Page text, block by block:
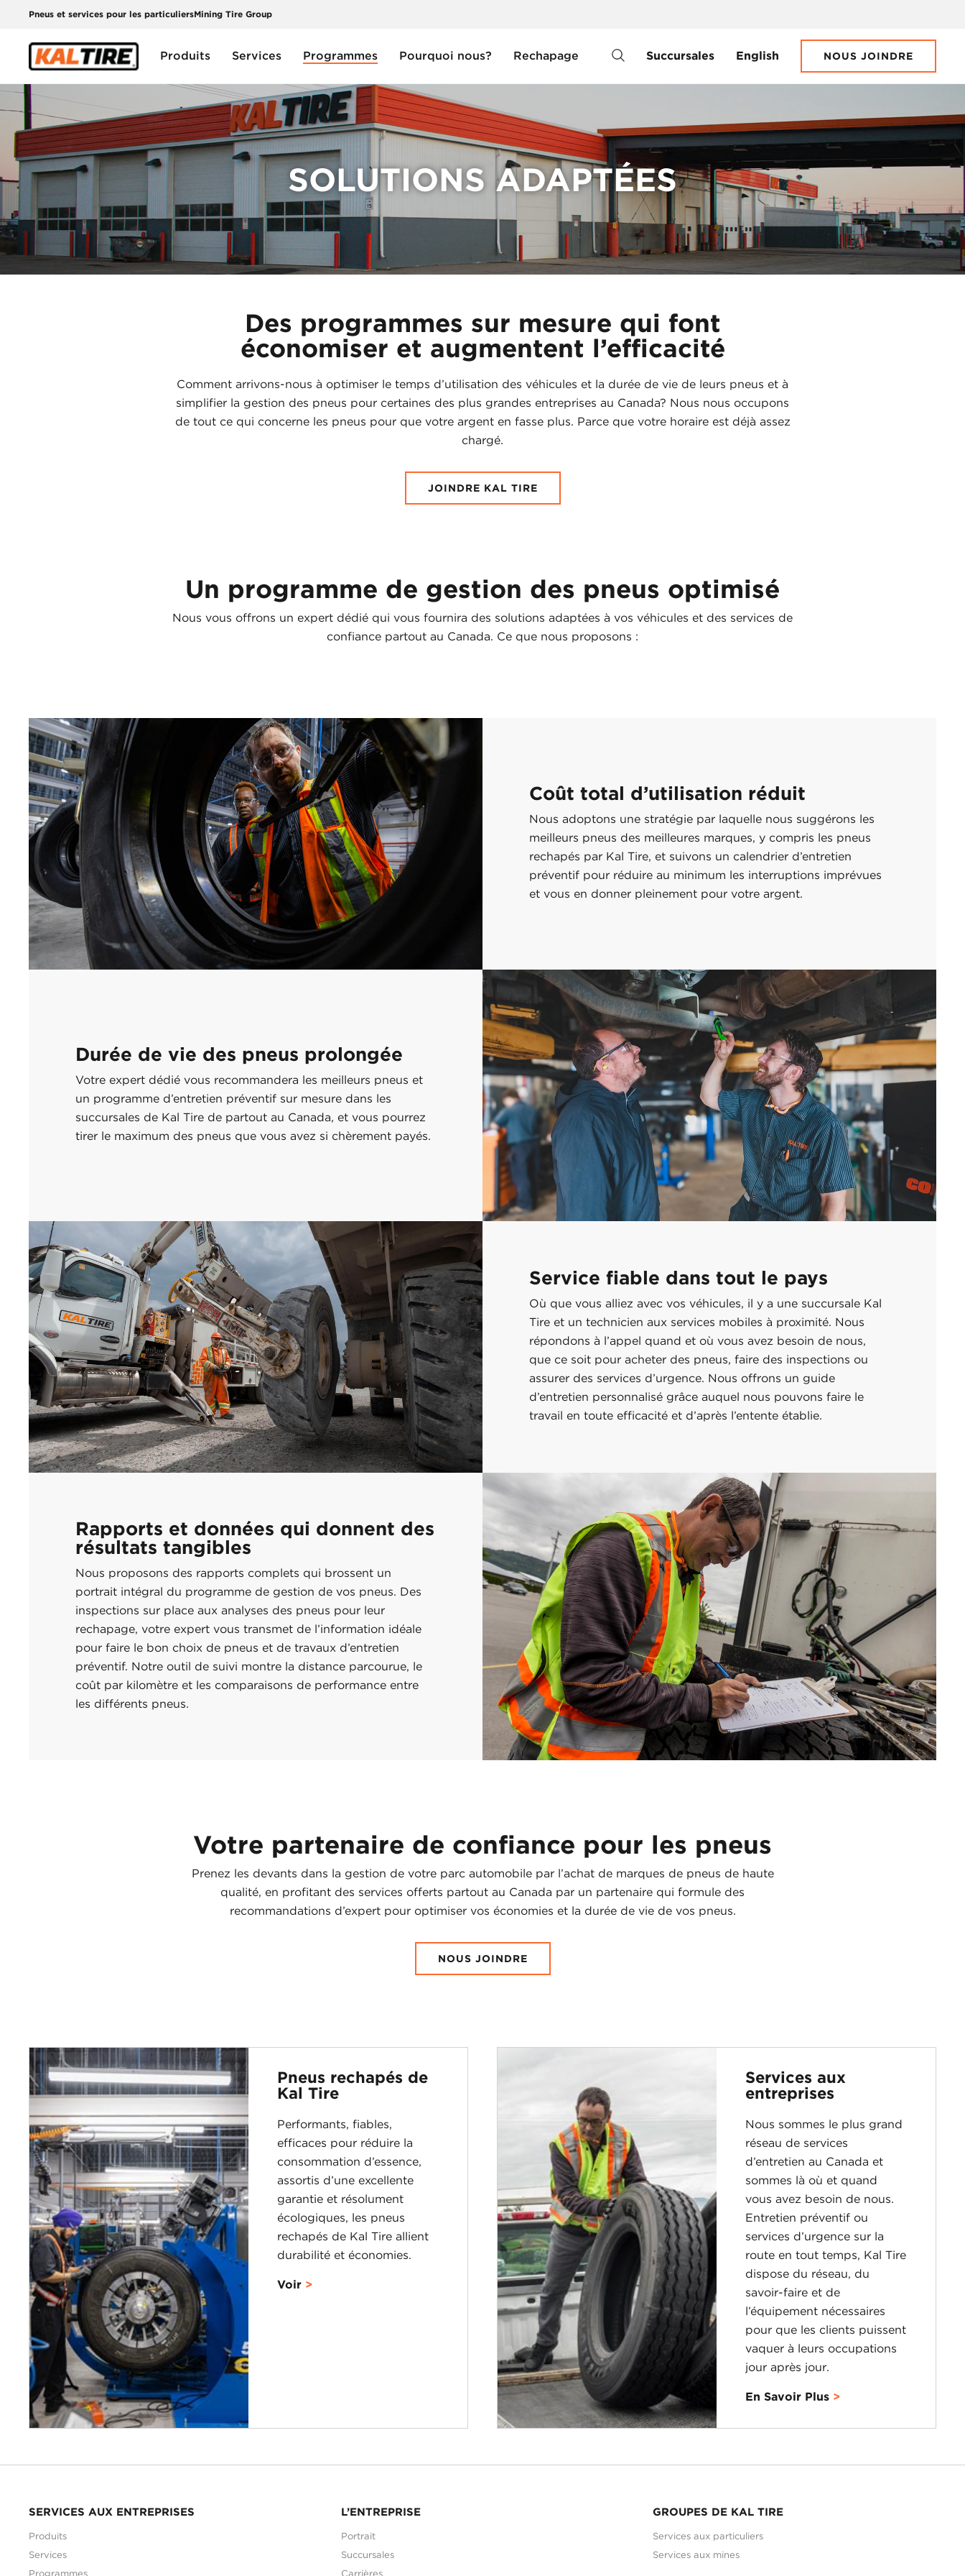
Pneus et services pour les particuliersMining Tire Group
Produits Services Programmes Pourquoi nous? Rechapage Succursales English NOUS JOINDRE
SOLUTIONS ADAPTÉES
Des programmes sur mesure qui font
économiser et augmentent l’efficacité
Comment arrivons-nous à optimiser le temps d’utilisation des véhicules et la durée de vie de leurs pneus et à
simplifier la gestion des pneus pour certaines des plus grandes entreprises au Canada? Nous nous occupons
de tout ce qui concerne les pneus pour que votre argent en fasse plus. Parce que votre horaire est déjà assez
chargé.
JOINDRE KAL TIRE
Un programme de gestion des pneus optimisé
Nous vous offrons un expert dédié qui vous fournira des solutions adaptées à vos véhicules et des services de
confiance partout au Canada. Ce que nous proposons :
Coût total d’utilisation réduit
Nous adoptons une stratégie par laquelle nous suggérons les
meilleurs pneus des meilleures marques, y compris les pneus
rechapés par Kal Tire, et suivons un calendrier d’entretien
préventif pour réduire au minimum les interruptions imprévues
et vous en donner pleinement pour votre argent.
Durée de vie des pneus prolongée
Votre expert dédié vous recommandera les meilleurs pneus et
un programme d’entretien préventif sur mesure dans les
succursales de Kal Tire de partout au Canada, et vous pourrez
tirer le maximum des pneus que vous avez si chèrement payés.
Service fiable dans tout le pays
Où que vous alliez avec vos véhicules, il y a une succursale Kal
Tire et un technicien aux services mobiles à proximité. Nous
répondons à l’appel quand et où vous avez besoin de nous,
que ce soit pour acheter des pneus, faire des inspections ou
assurer des services d’urgence. Nous offrons un guide
d’entretien personnalisé grâce auquel nous pouvons faire le
travail en toute efficacité et d’après l’entente établie.
Rapports et données qui donnent des
résultats tangibles
Nous proposons des rapports complets qui brossent un
portrait intégral du programme de gestion de vos pneus. Des
inspections sur place aux analyses des pneus pour leur
rechapage, votre expert vous transmet de l’information idéale
pour faire le bon choix de pneus et de travaux d’entretien
préventif. Notre outil de suivi montre la distance parcourue, le
coût par kilomètre et les comparaisons de performance entre
les différents pneus.
Votre partenaire de confiance pour les pneus
Prenez les devants dans la gestion de votre parc automobile par l’achat de marques de pneus de haute
qualité, en profitant des services offerts partout au Canada par un partenaire qui formule des
recommandations d’expert pour optimiser vos économies et la durée de vie de vos pneus.
NOUS JOINDRE
Pneus rechapés de
Kal Tire
Performants, fiables,
efficaces pour réduire la
consommation d’essence,
assortis d’une excellente
garantie et résolument
écologiques, les pneus
rechapés de Kal Tire allient
durabilité et économies.
Voir
Services aux
entreprises
Nous sommes le plus grand
réseau de services
d’entretien au Canada et
sommes là où et quand
vous avez besoin de nous.
Entretien préventif ou
services d’urgence sur la
route en tout temps, Kal Tire
dispose du réseau, du
savoir-faire et de
l’équipement nécessaires
pour que les clients puissent
vaquer à leurs occupations
jour après jour.
En Savoir Plus
SERVICES AUX ENTREPRISES
Produits
Services
Programmes
L’ENTREPRISE
Portrait
Succursales
Carrières
GROUPES DE KAL TIRE
Services aux particuliers
Services aux mines